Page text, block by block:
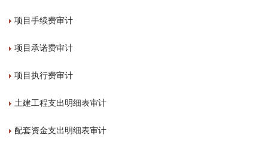
项目手续费审计
项目承诺费审计
项目执行费审计
土建工程支出明细表审计
配套资金支出明细表审计